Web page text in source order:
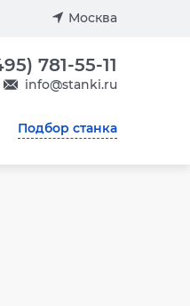
Москва
781-55-11
info@stanki.ru
Подбор станка